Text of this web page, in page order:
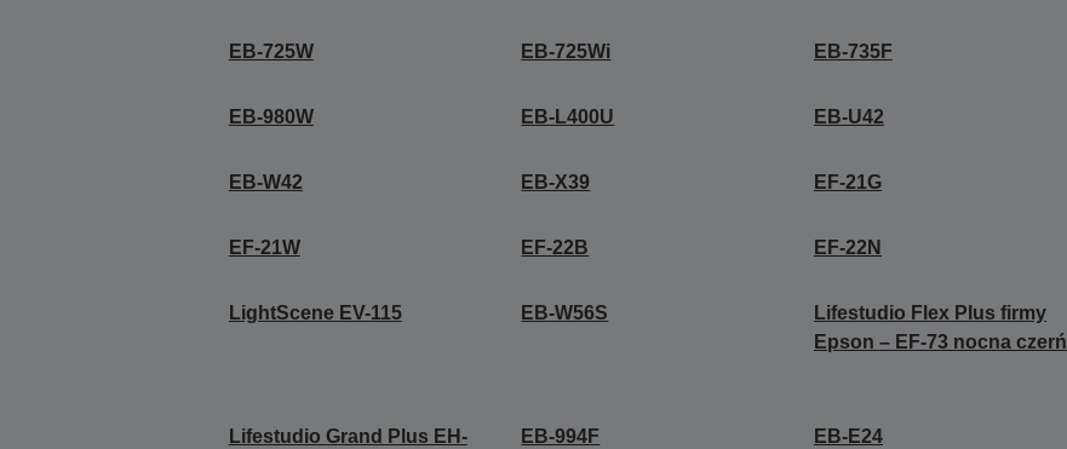
EB-725W EB-725Wi EB-735F
EB-980W EB-L400U EB-U42
EB-W42 EB-X39 EF-21G
EF-21W EF-22B EF-22N
LightScene EV-115 EB-W56S
Lifestudio Flex Plus firmy
Epson – EF-73 nocna czerń
Lifestudio Grand Plus EH-
EB-994F EB-E24